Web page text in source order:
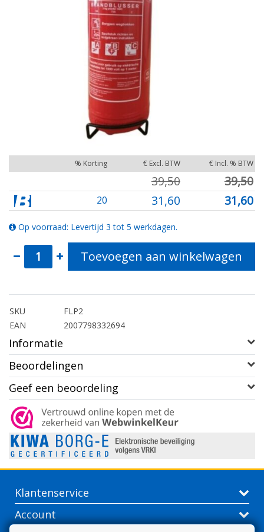
% Korting € Excl. BTW € Incl. % BTW
39,50 39,50
20 31,60 31,60
Op voorraad: Levertijd 3 tot 5 werkdagen.
Toevoegen aan winkelwagen
SKU
FLP2
EAN
2007798332694
Informatie
Beoordelingen
Geef een beoordeling
Klantenservice
Account